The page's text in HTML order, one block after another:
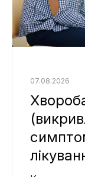
07.08.2026